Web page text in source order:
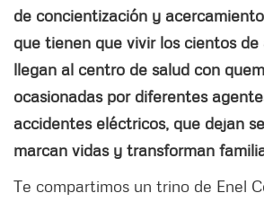
de concientización y
que tienen que vivir los cientos
llegan al centro de salud con
ocasionadas por diferentes
accidentes eléctricos, que dejan
marcan vidas y transforman
Te compartimos un trino de Enel